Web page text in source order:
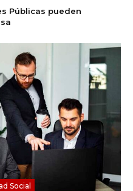
Públicas pueden
Social